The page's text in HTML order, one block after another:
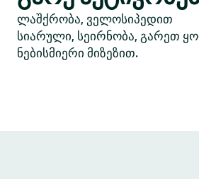
ლაშქრობა, ველოსიპედით
სიარული, სეირნობა, გარეთ
ნებისმიერი მიზეზით.